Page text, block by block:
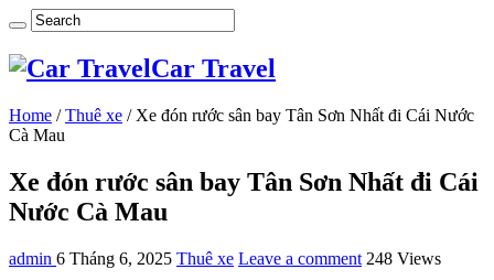
Car Travel
Home / Thuê xe / Xe đón rước sân bay Tân Sơn Nhất đi Cái Nước
Cà Mau
Xe đón rước sân bay Tân Sơn Nhất đi Cái
Nước Cà Mau
admin 6 Tháng 6, 2025 Thuê xe Leave a comment 248 Views